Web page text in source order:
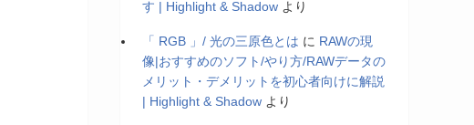
す | Highlight & Shadow より
「 RGB 」/ 光の三原色とは に RAWの現
像|おすすめのソフト/やり方/RAWデータの
メリット・デメリットを初心者向けに解説
| Highlight & Shadow より